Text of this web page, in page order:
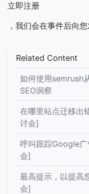
立即注册
，我们会在事件后向您
Related Content
如何使用semrush
SEO洞察
在哪里站点迁移出
讨会]
呼叫跟踪Google
会]
最高提示，以提高
会]